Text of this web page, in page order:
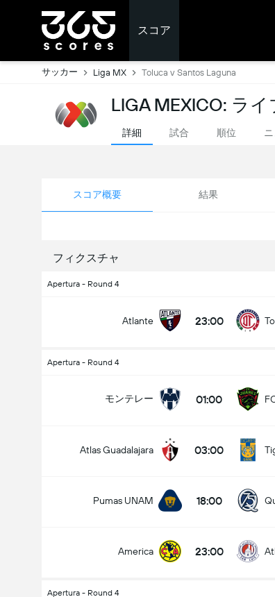
スコア
サッカー Liga MX Toluca v Santos Laguna
LIGA MEXICO: ラ
詳細 試合 順位
スコア概要 結果
フィクスチャ
Apertura - Round 4
Atlante 23:00
Apertura - Round 4
モンテレー 01:00
Atlas Guadalajara 03:00
Pumas UNAM 18:00
America 23:00
Apertura - Round 4
試合のゴールの合計 (2.5)